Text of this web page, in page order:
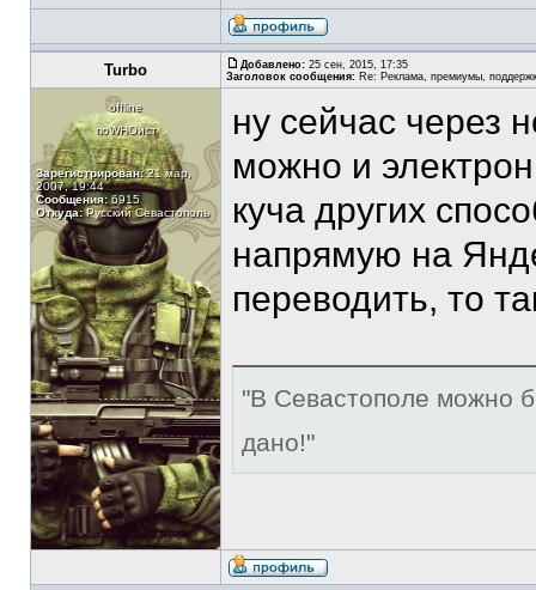
Turbo Добавлено: 25 сен, 2015, 17:35
Заголовок сообщения: Re: Реклама, премиумы,
offline
поWHOист
Зарегистрирован:21 мар,
2007, 19:44
Сообщения:6915
Откуда:Русский Севастополь
ну сейчас через
можно и
куча других
напрямую на
переводить, то
"В Севастополе можно
дано!"